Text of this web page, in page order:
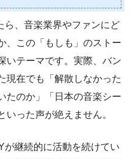
ら、音楽業界やファンにど
、この「もしも」のストー
いテーマです。実際、バン
現在でも「解散しなかった
たのか」「日本の音楽シー
いった声が絶えません。
が継続的に活動を続けてい